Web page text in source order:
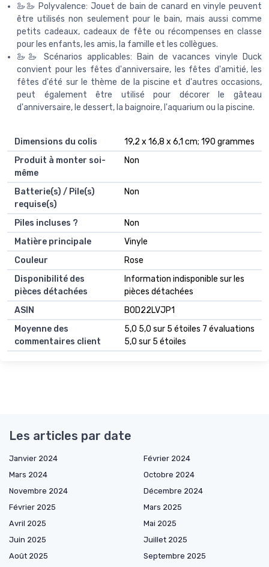
🦢🦢 Polyvalence: Jouet de bain de canard en vinyle peuvent
être utilisés non seulement pour le bain, mais aussi comme
petits cadeaux, cadeaux de fête ou récompenses en classe
pour les enfants, les amis, la famille et les collègues.
🦢🦢 Scénarios applicables: Bain de vacances vinyle Duck
convient pour les fêtes d'anniversaire, les fêtes d'amitié, les
fêtes d'été sur le thème de la piscine et d'autres occasions,
peut également être utilisé pour décorer le gâteau
d'anniversaire, le dessert, la baignoire, l'aquarium ou la piscine.
Dimensions du colis
‎19,2 x 16,8 x 6,1 cm; 190 grammes
Produit à monter soi-
même
‎Non
Batterie(s) / Pile(s)
requise(s)
‎Non
Piles incluses ?
‎Non
Matière principale
‎Vinyle
Couleur
‎Rose
Disponibilité des
pièces détachées
‎Information indisponible sur les
pièces détachées
ASIN
B0D22LVJP1
Moyenne des
commentaires client
5,0 5,0 sur 5 étoiles 7 évaluations
5,0 sur 5 étoiles
Les articles par date
Janvier 2024
Février 2024
Mars 2024
Octobre 2024
Novembre 2024
Décembre 2024
Février 2025
Mars 2025
Avril 2025
Mai 2025
Juin 2025
Juillet 2025
Août 2025
Septembre 2025